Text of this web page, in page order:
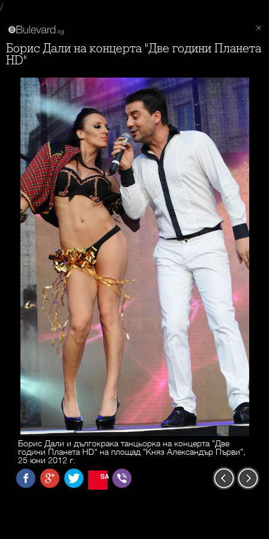
/
Борис Дали на концерта "Две години Планета
HD"
Борис Дали и дългокрака танцьорка на концерта "Две
години Планета HD" на площад "Княз Александър Първи",
25 юни 2012 г.
SAVE